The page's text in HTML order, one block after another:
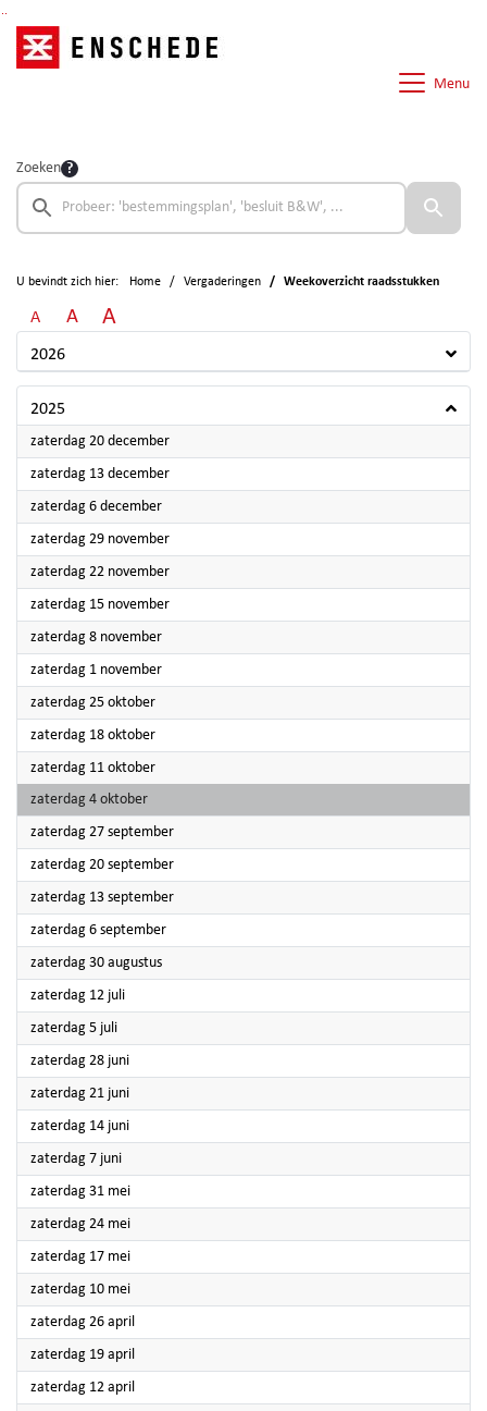
Menu
Zoeken
U bevindt zich hier: Home Vergaderingen Weekoverzicht raadsstukken
A A A
2026
2025
zaterdag 20 december2025
zaterdag 13 december2025
zaterdag 6 december2025
zaterdag 29 november2025
zaterdag 22 november2025
zaterdag 15 november2025
zaterdag 8 november2025
zaterdag 1 november2025
zaterdag 25 oktober2025
zaterdag 18 oktober2025
zaterdag 11 oktober2025
zaterdag 4 oktober2025
zaterdag 27 september2025
zaterdag 20 september2025
zaterdag 13 september2025
zaterdag 6 september2025
zaterdag 30 augustus2025
zaterdag 12 juli2025
zaterdag 5 juli2025
zaterdag 28 juni2025
zaterdag 21 juni2025
zaterdag 14 juni2025
zaterdag 7 juni2025
zaterdag 31 mei2025
zaterdag 24 mei2025
zaterdag 17 mei2025
zaterdag 10 mei2025
zaterdag 26 april
zaterdag 19 april
zaterdag 12 april